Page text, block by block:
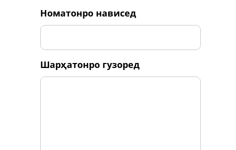
номатонро нависед
шарҳатонро гузоред